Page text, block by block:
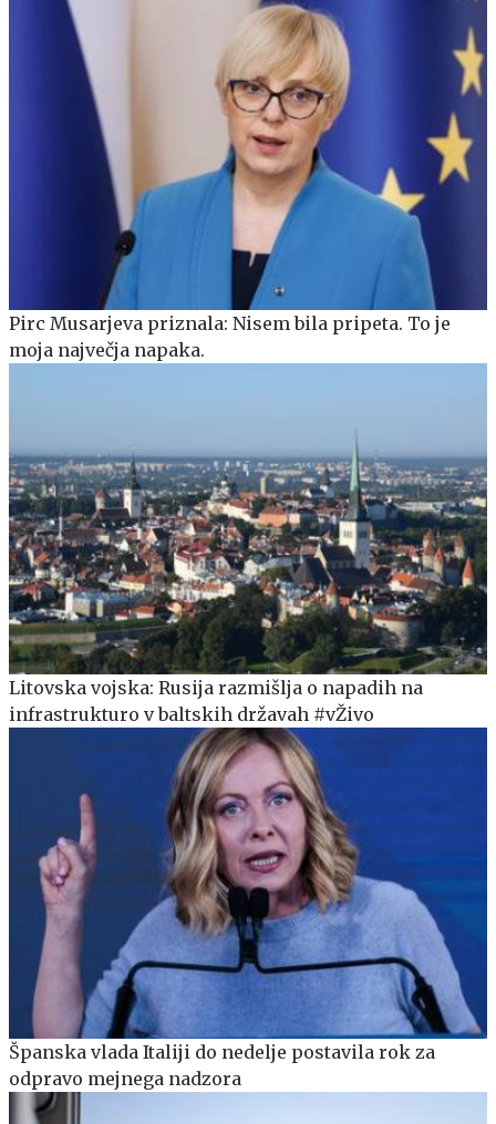
Pirc Musarjeva priznala: Nisem bila pripeta. To je
moja največja napaka.
Litovska vojska: Rusija razmišlja o napadih na
infrastrukturo v baltskih državah #vŽivo
Španska vlada Italiji do nedelje postavila rok za
odpravo mejnega nadzora